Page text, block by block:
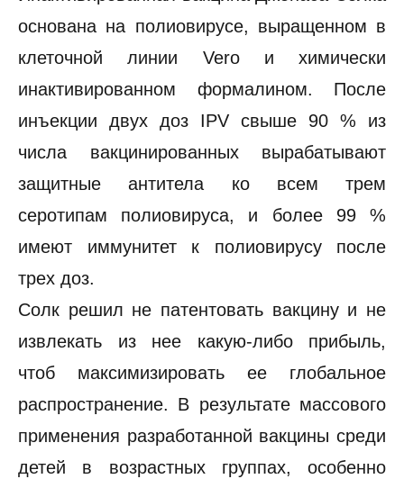
основана на полиовирусе, выращенном в
клеточной линии Vero и химически
инактивированном формалином. После
инъекции двух доз IPV свыше 90 % из
числа вакцинированных вырабатывают
защитные антитела ко всем трем
серотипам полиовируса, и более 99 %
имеют иммунитет к полиовирусу после
трех доз.
Солк решил не патентовать вакцину и не
извлекать из нее какую-либо прибыль,
чтоб максимизировать ее глобальное
распространение. В результате массового
применения разработанной вакцины среди
детей в возрастных группах, особенно